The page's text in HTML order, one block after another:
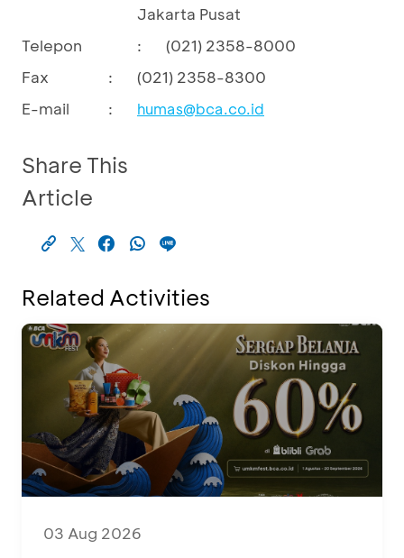
Jakarta Pusat
Telepon
:
(021) 2358-8000
Fax
:
(021) 2358-8300
E-mail
: humas@bca.co.id
Share This
Article
Related Activities
03 Aug 2026